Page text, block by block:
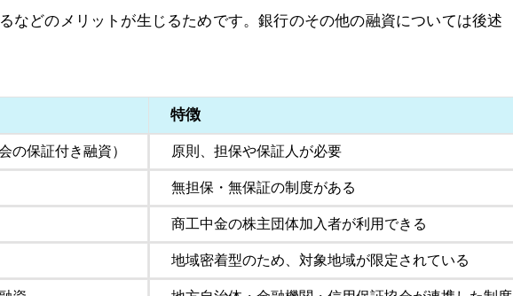
などのメリットが生じるためです。銀行のその他の融資については後述
特徴
の保証付き融資） 原則、担保や保証人が必要
無担保・無保証の制度がある
商工中金の株主団体加入者が利用できる
地域密着型のため、対象地域が限定されている